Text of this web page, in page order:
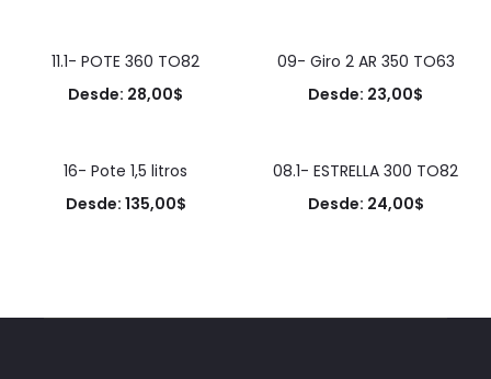
11.1- POTE 360 TO82
Desde: 28,00$
09- Giro 2 AR 350 TO63
Desde: 23,00$
16- Pote 1,5 litros
Desde: 135,00$
08.1- ESTRELLA 300 TO82
Desde: 24,00$